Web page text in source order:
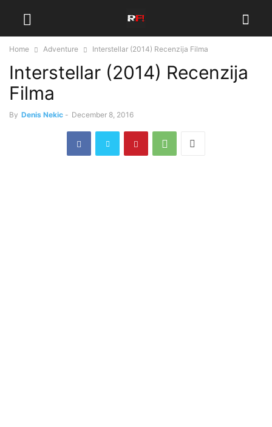
Home Adventure Interstellar (2014) Recenzija Filma
Interstellar (2014) Recenzija
Filma
By Denis Nekic - December 8, 2016